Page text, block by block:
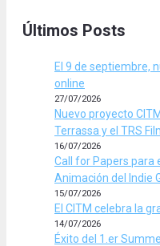
Últimos Posts
El 9 de septiembre,
online
27/07/2026
Nuevo proyecto
Terrassa y el TRS
16/07/2026
Call for Papers para
Animación del Indie
15/07/2026
El CITM celebra la
14/07/2026
Éxito del 1.er